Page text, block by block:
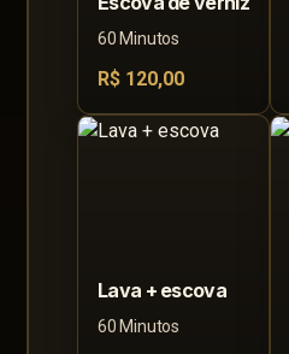
60 Minutos
R$ 120,00
Lava + escova
60 Minutos